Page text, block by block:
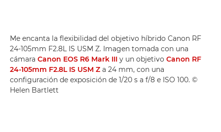
Me encanta la flexibilidad del objetivo híbrido Canon RF
24-105mm F2.8L IS USM Z. Imagen tomada con una
cámara Canon EOS R6 Mark III y un objetivo Canon RF
24-105mm F2.8L IS USM Z a 24 mm, con una
configuración de exposición de 1/20 s a f/8 e ISO 100. ©
Helen Bartlett